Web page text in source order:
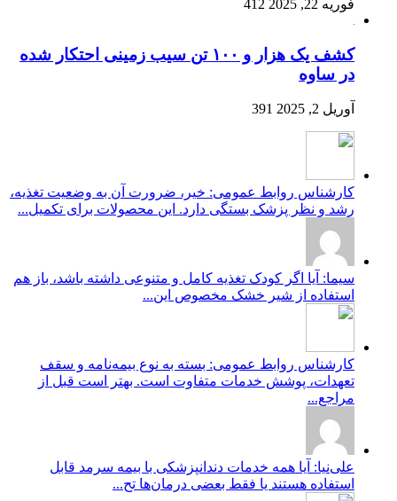
فوریه 22, 2025 412
کشف یک هزار و ۱۰۰ تن سیب زمینی احتکار شده
در ساوه
آوریل 2, 2025 391
کارشناس روابط عمومی: خیر، ضرورت آن به وضعیت تغذیه،
رشد و نظر پزشک بستگی دارد. این محصولات برای تکمیل...
سیما: آیا اگر کودک تغذیه کامل و متنوعی داشته باشد، باز هم
استفاده از شیر خشک مخصوص این...
کارشناس روابط عمومی: بسته به نوع بیمه‌نامه و سقف
تعهدات، پوشش خدمات متفاوت است. بهتر است قبل از
مراجع...
علی‌نیا: آیا همه خدمات دندانپزشکی با بیمه سرمد قابل
استفاده هستند یا فقط بعضی درمان‌ها تح...